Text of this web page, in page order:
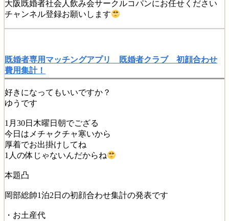
大阪既婚者社会人飲み会サークルコパンにお任せください
チャンネル登録お願いします
既婚者専用マッチングアプリ 既婚者クラブ 初顔合わせ
費用集計！
好きになってもいいですか？
ゆうです
1月30日木曜日朝でござる
今日はメチャクチャ寒いから
厚着でお出掛けしてね
1人の体じゃないんだからね
本題凸
岡部総帥1泊2日の初顔合わせ集計の発表です
・お土産代